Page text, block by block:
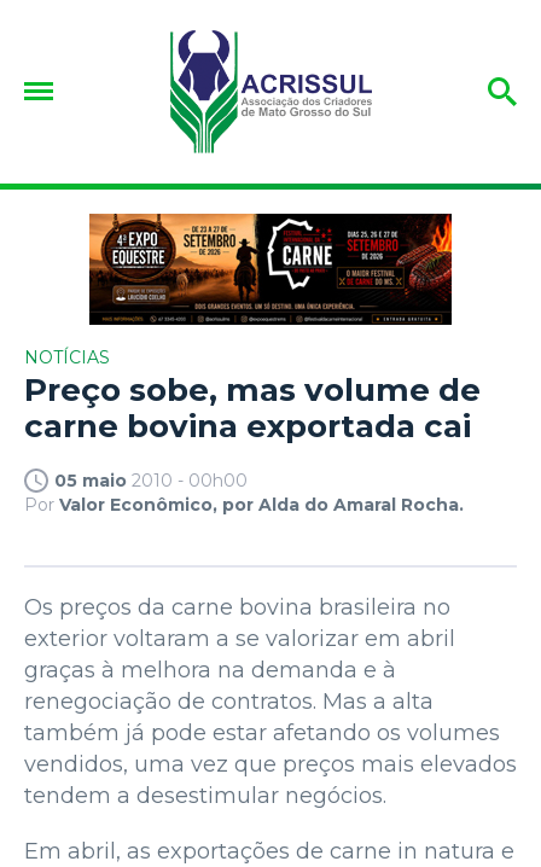
NOTÍCIAS
Preço sobe, mas volume de
carne bovina exportada cai
05 maio 2010 - 00h00
Por Valor Econômico, por Alda do Amaral Rocha.
Os preços da carne bovina brasileira no
exterior voltaram a se valorizar em abril
graças à melhora na demanda e à
renegociação de contratos. Mas a alta
também já pode estar afetando os volumes
vendidos, uma vez que preços mais elevados
tendem a desestimular negócios.
Em abril, as exportações de carne in natura e